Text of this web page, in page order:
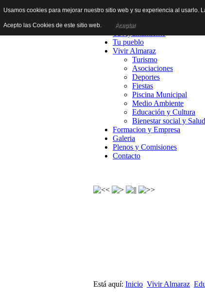
Inicio
Tu pueblo
Vivir Almaraz
Turismo
Asociaciones
Deportes
Fiestas
Piscina Municipal
Medio Ambiente
Educación y Cultura
Bienestar social y Salud
Formacion y Empresa
Galeria
Plenos y Comisiones
Contacto
Está aquí: Inicio Vivir Almaraz
Usamos cookies para mejorar nuestro sitio web y su experiencia al
Acepto las Cookies de este sitio web. Aceptar